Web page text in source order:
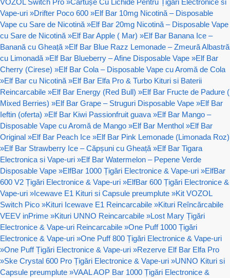
Vape-uri »Drifter Poco 600 »Elf Bar 10mg Nicotină – Disposable
Vape cu Sare de Nicotină »Elf Bar 20mg Nicotină – Disposable Vape
cu Sare de Nicotină »Elf Bar Apple ( Mar) »Elf Bar Banana Ice –
Banană cu Gheață »Elf Bar Blue Razz Lemonade – Zmeură Albastră
cu Limonadă »Elf Bar Blueberry – Afine Disposable Vape »Elf Bar
Cherry (Cirese) »Elf Bar Cola – Disposable Vape cu Aromă de Cola
»Elf Bar cu Nicotină »Elf Bar Elfa Pro & Turbo Kituri si Baterii
Reincarcabile »Elf Bar Energy (Red Bull) »Elf Bar Fructe de Padure (
Mixed Berries) »Elf Bar Grape – Struguri Disposable Vape »Elf Bar
Ieftin (oferta) »Elf Bar Kiwi Passionfruit guava »Elf Bar Mango –
Disposable Vape cu Aromă de Mango »Elf Bar Menthol »Elf Bar
Original »Elf Bar Peach Ice »Elf Bar Pink Lemonade (Limonada Roz)
»Elf Bar Strawberry Ice – Căpșuni cu Gheață »Elf Bar Tigara
Electronica si Vape-uri »Elf Bar Watermelon – Pepene Verde
Disposable Vape »ElfBar 1000 Țigări Electronice & Vape-uri »ElfBar
600 V2 Țigări Electronice & Vape-uri »ElfBar 600 Țigări Electronice &
Vape-uri »Icewave E1 Kituri si Capsule preumplute »Kit VOZOL
Switch Pico »Kituri Icewave E1 Reincarcabile »Kituri Reîncărcabile
VEEV inPrime »Kituri UNNO Reincarcabile »Lost Mary Țigări
Electronice & Vape-uri Reincarcabile »One Puff 1000 Țigări
Electronice & Vape-uri »One Puff 800 Țigări Electronice & Vape-uri
»One Puff Țigări Electronice & Vape-uri »Rezerve Elf Bar Elfa Pro
»Ske Crystal 600 Pro Țigări Electronice & Vape-uri »UNNO Kituri si
Capsule preumplute »VAAL AOP Bar 1000 Țigări Electronice &